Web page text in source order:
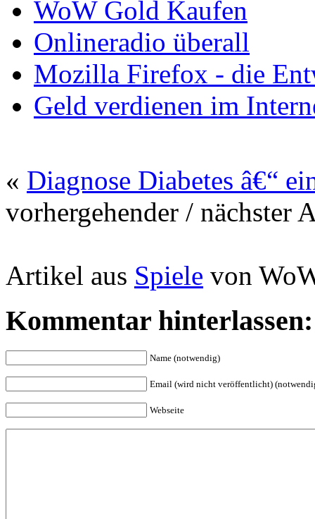
WoW Gold Kaufen
Onlineradio überall
Mozilla Firefox - die
Geld verdienen im
« Diagnose Diabetes â€“
vorhergehender /
Artikel aus Spiele von
Kommentar hinterlassen:
Name (notwendig)
Email (wird nicht veröffentlicht)
Webseite